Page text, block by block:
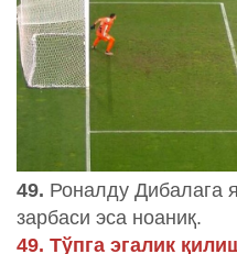
49. Роналду Дибалага
зарбаси эса ноаниқ.
49. Тўпга эгалик